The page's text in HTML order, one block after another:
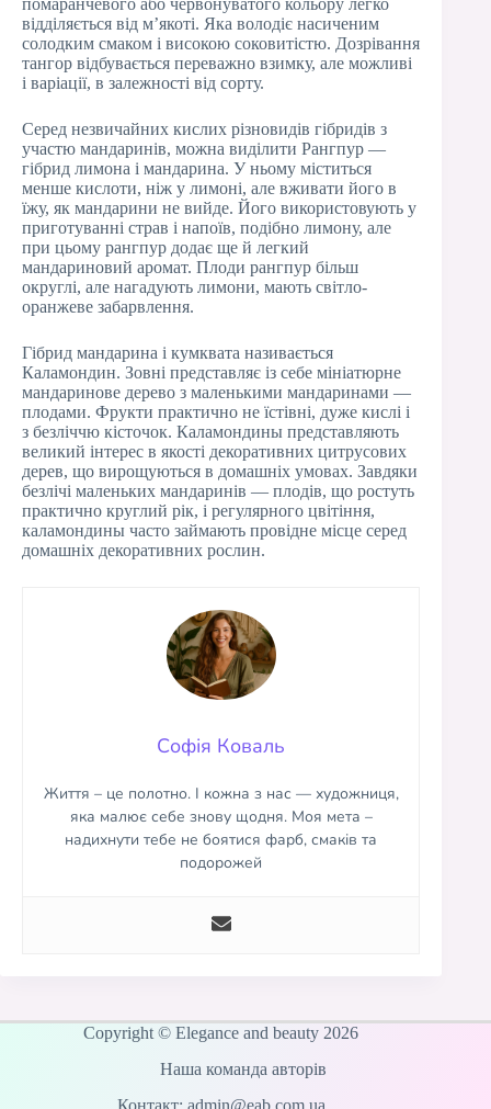
відділяється від м’якоті. Яка володіє насиченим
солодким смаком і високою соковитістю. Дозрівання
тангор відбувається переважно взимку, але можливі
і варіації, в залежності від сорту.
Серед незвичайних кислих різновидів гібридів з
участю мандаринів, можна виділити Рангпур —
гібрид лимона і мандарина. У ньому міститься
менше кислоти, ніж у лимоні, але вживати його в
їжу, як мандарини не вийде. Його використовують у
приготуванні страв і напоїв, подібно лимону, але
при цьому рангпур додає ще й легкий
мандариновий аромат. Плоди рангпур більш
округлі, але нагадують лимони, мають світло-
оранжеве забарвлення.
Гібрид мандарина і кумквата називається
Каламондин. Зовні представляє із себе мініатюрне
мандаринове дерево з маленькими мандаринами —
плодами. Фрукти практично не їстівні, дуже кислі і
з безліччю кісточок. Каламондины представляють
великий інтерес в якості декоративних цитрусових
дерев, що вирощуються в домашніх умовах. Завдяки
безлічі маленьких мандаринів — плодів, що ростуть
практично круглий рік, і регулярного цвітіння,
каламондины часто займають провідне місце серед
домашніх декоративних рослин.
Софія Коваль
Життя – це полотно. І кожна з нас — художниця,
яка малює себе знову щодня. Моя мета –
надихнути тебе не боятися фарб, смаків та
подорожей
Copyright © Elegance and beauty 2026
Наша команда авторів
Контакт: admin@eab.com.ua